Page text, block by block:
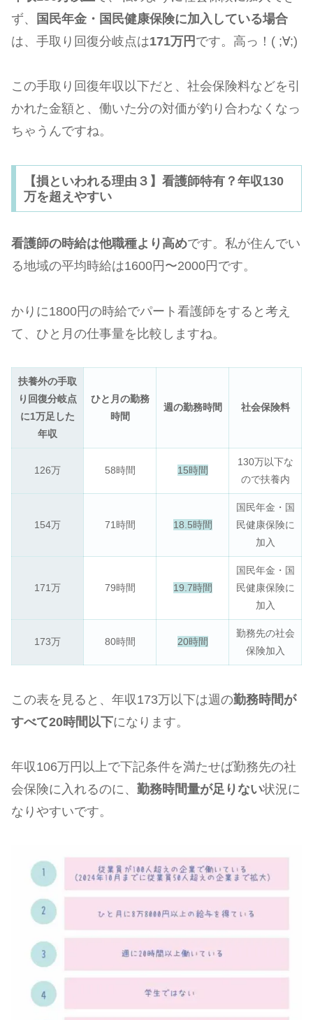
ず、
国民年金・国民健康保険に加入している場合
は、手取り回復分岐点は171万円 です。高っ！( ;∀;)
この手取り回復年収以下だと、社会保険料などを引
かれた金額と、働いた分の対価が釣り合わなくなっ
ちゃうんですね。
【損といわれる理由３】看護師特有？年収130
万を超えやすい
看護師の時給は他職種より高めです。私が住んでい
る地域の平均時給は1600円〜2000円です。
かりに1800円の時給でパート看護師をすると考え
て、ひと月の仕事量を比較しますね。
扶養外の手取
り回復分岐点
に1万足した
年収
ひと月の勤務
時間
週の勤務時間 社会保険料
126万 58時間 15時間
130万以下な
ので扶養内
154万 71時間 18.5時間
国民年金・国
民健康保険に
加入
171万 79時間 19.7時間
国民年金・国
民健康保険に
加入
173万 80時間 20時間
勤務先の社会
保険加入
この表を見ると、年収173万以下は週の勤務時間が
すべて20時間以下になります。
年収106万円以上で下記条件を満たせば勤務先の社
会保険に入れるのに、 勤務時間量が足りない状況に
なりやすいです。